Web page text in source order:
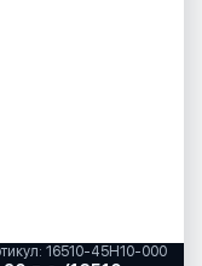
16510-45H10-000